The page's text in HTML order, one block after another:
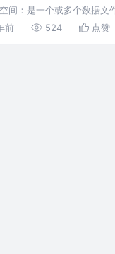
间：是一个或多个数据文
的数据量不断增大，查询
前 524 点赞